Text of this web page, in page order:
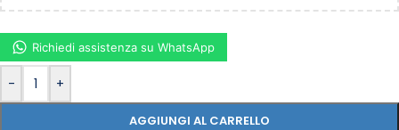
- +
AGGIUNGI AL CARRELLO
Richiedi assistenza su WhatsApp